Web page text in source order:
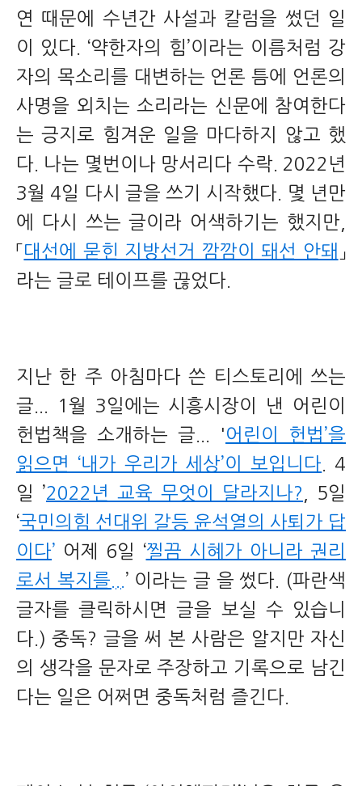
연 때문에 수년간 사설과 칼럼을 썼던 일
이 있다. ‘약한자의 힘’이라는 이름처럼 강
자의 목소리를 대변하는 언론 틈에 언론의
사명을 외치는 소리라는 신문에 참여한다
는 긍지로 힘겨운 일을 마다하지 않고 했
다. 나는 몇번이나 망서리다 수락. 2022년
3월 4일 다시 글을 쓰기 시작했다. 몇 년만
에 다시 쓰는 글이라 어색하기는 했지만,
「 대선에 묻힌 지방선거 깜깜이 돼선 안돼 」
라는 글로 테이프를 끊었다.
지난 한 주 아침마다 쓴 티스토리에 쓰는
글... 1월 3일에는 시흥시장이 낸 어린이
헌법책을 소개하는 글... '어린이 헌법’을
읽으면 ‘내가 우리가 세상’이 보입니다 . 4
일 ’2022년 교육 무엇이 달라지나? , 5일
‘국민의힘 선대위 갈등 윤석열의 사퇴가 답
이다’ 어제 6일 ‘찔끔 시혜가 아니라 권리
로서 복지를... ’ 이라는 글 을 썼다. (파란색
글자를 클릭하시면 글을 보실 수 있습니
다.) 중독? 글을 써 본 사람은 알지만 자신
의 생각을 문자로 주장하고 기록으로 남긴
다는 일은 어쩌면 중독처럼 즐긴다.